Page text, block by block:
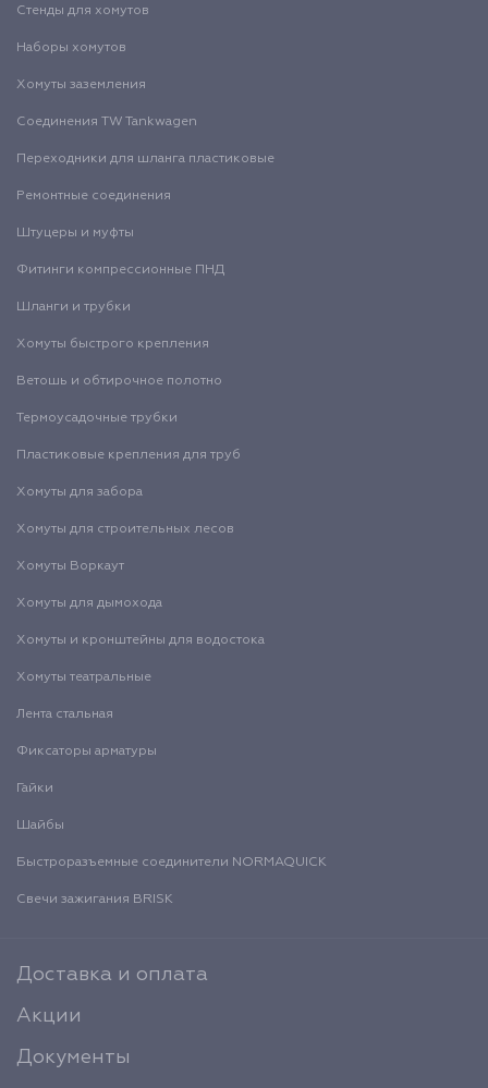
Стенды для хомутов
Наборы хомутов
Хомуты заземления
Соединения TW Tankwagen
Переходники для шланга пластиковые
Ремонтные соединения
Штуцеры и муфты
Фитинги компрессионные ПНД
Шланги и трубки
Хомуты быстрого крепления
Ветошь и обтирочное полотно
Термоусадочные трубки
Пластиковые крепления для труб
Хомуты для забора
Хомуты для строительных лесов
Хомуты Воркаут
Хомуты для дымохода
Хомуты и кронштейны для водостока
Хомуты театральные
Лента стальная
Фиксаторы арматуры
Гайки
Шайбы
Быстроразъемные соединители NORMAQUICK
Свечи зажигания BRISK
Доставка и оплата
Акции
Документы